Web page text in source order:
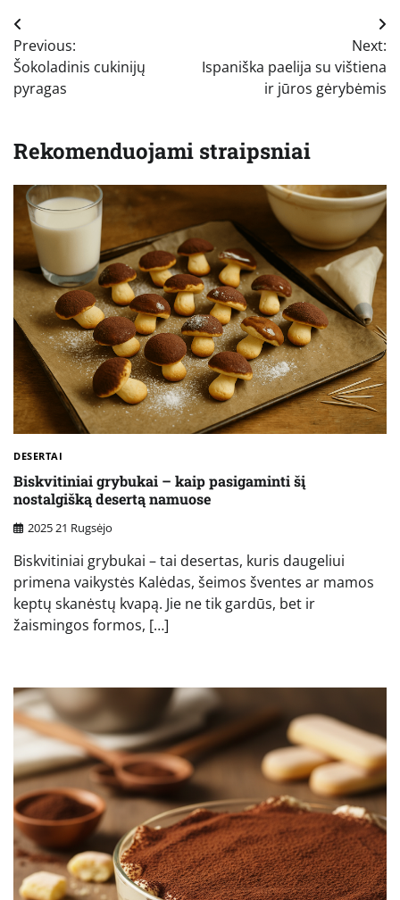
Navigacija
tarp
įrašų
Previous:
Šokoladinis cukinijų
pyragas
Next:
Ispaniška paelija su vištiena
ir jūros gėrybėmis
Rekomenduojami straipsniai
DESERTAI
Biskvitiniai grybukai – kaip pasigaminti šį
nostalgišką desertą namuose
2025 21 Rugsėjo
Biskvitiniai grybukai – tai desertas, kuris daugeliui
primena vaikystės Kalėdas, šeimos šventes ar mamos
keptų skanėstų kvapą. Jie ne tik gardūs, bet ir
žaismingos formos, […]